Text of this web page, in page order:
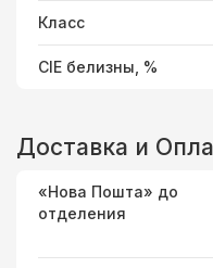
Класс
СIE белизны, %
Доставка и
«Нова Пошта» до
отделения